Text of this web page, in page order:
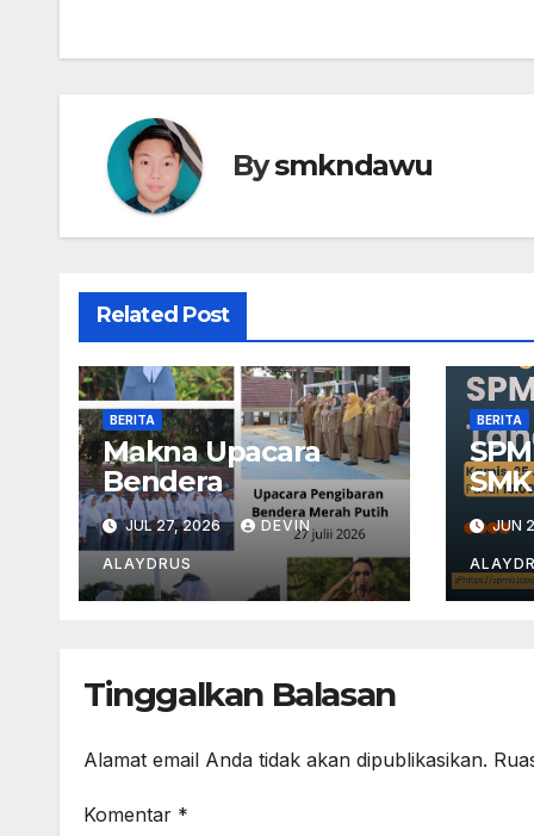
Bysmkndawu
Related Post
BERITA
Makna Upacara
Bendera
JUL 27, 2026 DEVIN
ALAYDRUS
BERITA
JUN
Tinggalkan Balasan
Alamat email Anda tidak akan dipublikasikan.
Komentar *